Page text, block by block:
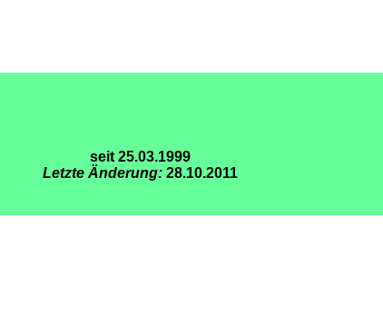
seit 25.03.1999
Letzte Änderung: 28.10.2011